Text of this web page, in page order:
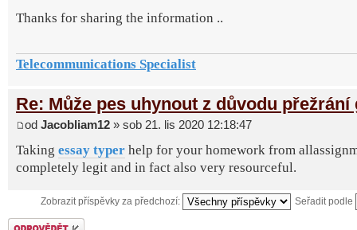
Thanks for sharing the information ..
Telecommunications Specialist
Re: Může pes uhynout z důvodu přežrání
od Jacobliam12 » sob 21. lis 2020 12:18:47
Taking essay typer help for your homework from
completely legit and in fact also very resourceful.
Zobrazit příspěvky za předchozí: Seřadit podle
Odeslat odpověď